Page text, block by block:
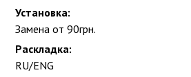
Установка:
Замена от 90грн.
Раскладка:
RU/ENG